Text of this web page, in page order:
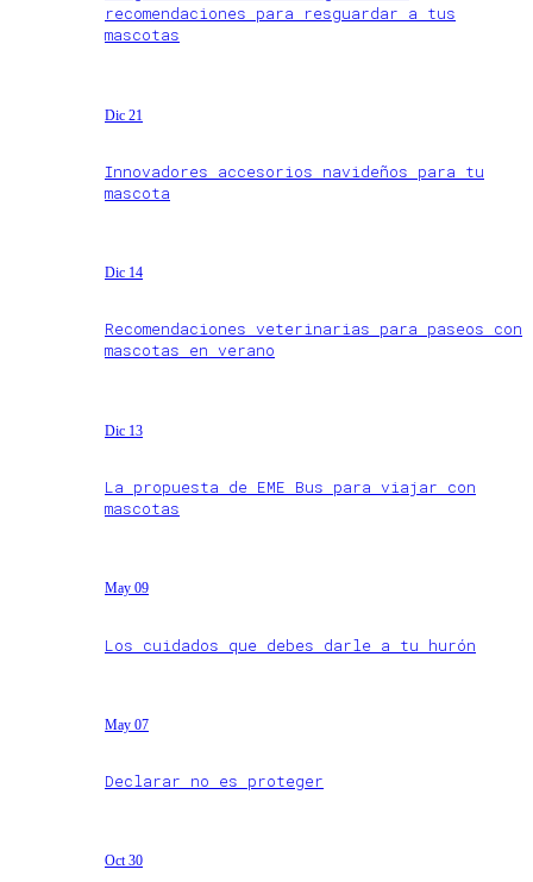
recomendaciones para resguardar a tus
mascotas
Dic 21
Innovadores accesorios navideños para tu
mascota
Dic 14
Recomendaciones veterinarias para paseos con
mascotas en verano
Dic 13
La propuesta de EME Bus para viajar con
mascotas
May 09
Los cuidados que debes darle a tu hurón
May 07
Declarar no es proteger
Oct 30